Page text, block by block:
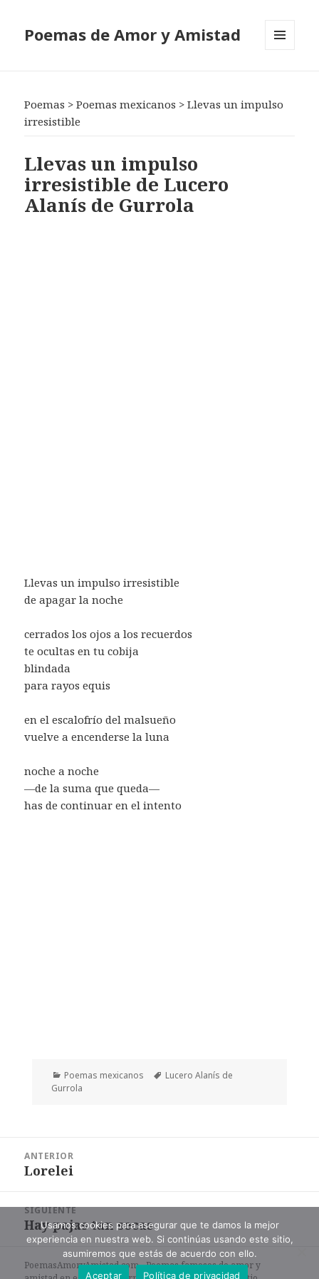
Poemas de Amor y Amistad
Poemas >Poemas mexicanos >Llevas un impulso
irresistible
Llevas un impulso
irresistible de Lucero
Alanís de Gurrola
Llevas un impulso irresistible
de apagar la noche
cerrados los ojos a los recuerdos
te ocultas en tu cobija
blindada
para rayos equis
en el escalofrío del malsueño
vuelve a encenderse la luna
noche a noche
—de la suma que queda—
has de continuar en el intento
Categorías
Poemas mexicanos Etiquetas
Lucero Alanís de
Gurrola
entradas
ANTERIOR
Entrada
Lorelei
SIGUIENTE
Entrada
siguiente:
Hay pajas tan secas
PoemasAmoryAmistad.com - Poemas famosos de amor y
Usamos cookies para asegurar que te damos la mejor
experiencia en nuestra web. Si continúas usando este sitio,
asumiremos que estás de acuerdo con ello.
Aceptar
Política de privacidad